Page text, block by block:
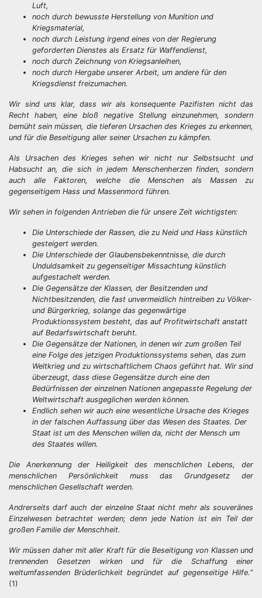
Luft,
noch durch bewusste Herstellung von Munition und
Kriegsmaterial,
noch durch Leistung irgend eines von der Regierung
geforderten Dienstes als Ersatz für Waffendienst,
noch durch Zeichnung von Kriegsanleihen,
noch durch Hergabe unserer Arbeit, um andere für den
Kriegsdienst freizumachen.
Wir sind uns klar, dass wir als konsequente Pazifisten nicht das
Recht haben, eine bloß negative Stellung einzunehmen, sondern
bemüht sein müssen, die tieferen Ursachen des Krieges zu erkennen,
und für die Beseitigung aller seiner Ursachen zu kämpfen.
Als Ursachen des Krieges sehen wir nicht nur Selbstsucht und
Habsucht an, die sich in jedem Menschenherzen finden, sondern
auch alle Faktoren, welche die Menschen als Massen zu
gegenseitigem Hass und Massenmord führen.
Wir sehen in folgenden Antrieben die für unsere Zeit wichtigsten:
Die Unterschiede der Rassen, die zu Neid und Hass künstlich
gesteigert werden.
Die Unterschiede der Glaubensbekenntnisse, die durch
Unduldsamkeit zu gegenseitiger Missachtung künstlich
aufgestachelt werden.
Die Gegensätze der Klassen, der Besitzenden und
Nichtbesitzenden, die fast unvermeidlich hintreiben zu Völker-
und Bürgerkrieg, solange das gegenwärtige
Produktionssystem besteht, das auf Profitwirtschaft anstatt
auf Bedarfswirtschaft beruht.
Die Gegensätze der Nationen, in denen wir zum großen Teil
eine Folge des jetzigen Produktionssystems sehen, das zum
Weltkrieg und zu wirtschaftlichem Chaos geführt hat. Wir sind
überzeugt, dass diese Gegensätze durch eine den
Bedürfnissen der einzelnen Nationen angepasste Regelung der
Weltwirtschaft ausgeglichen werden können.
Endlich sehen wir auch eine wesentliche Ursache des Krieges
in der falschen Auffassung über das Wesen des Staates. Der
Staat ist um des Menschen willen da, nicht der Mensch um
des Staates willen.
Die Anerkennung der Heiligkeit des menschlichen Lebens, der
menschlichen Persönlichkeit muss das Grundgesetz der
menschlichen Gesellschaft werden.
Andrerseits darf auch der einzelne Staat nicht mehr als souveränes
Einzelwesen betrachtet werden; denn jede Nation ist ein Teil der
großen Familie der Menschheit.
Wir müssen daher mit aller Kraft für die Beseitigung von Klassen und
trennenden Gesetzen wirken und für die Schaffung einer
weltumfassenden Brüderlichkeit begründet auf gegenseitige Hilfe.”
(1)